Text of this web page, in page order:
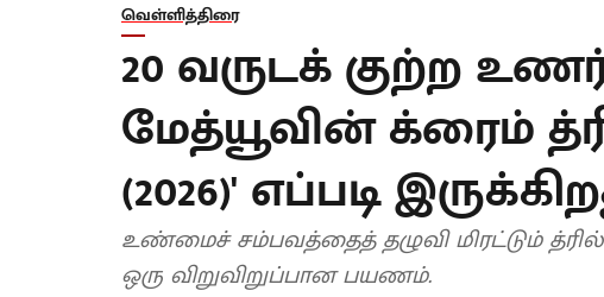
வெள்ளித்திரை
20 வருடக் குற்ற
மேத்யூவின் க்ரைம்
(2026)' எப்படி
உண்மைச் சம்பவத்தைத் தழுவி மிரட்டும்
ஒரு விறுவிறுப்பான பயணம்.